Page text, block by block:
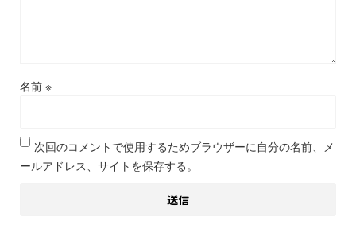
名前 ※
次回のコメントで使用するためブラウザーに自分の名前、メ
ールアドレス、サイトを保存する。